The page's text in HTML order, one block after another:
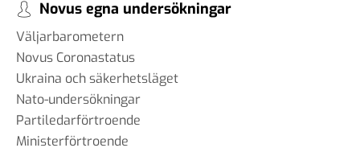
Novus egna undersökningar
Väljarbarometern
Novus Coronastatus
Ukraina och säkerhetsläget
Nato-undersökningar
Partiledarförtroende
Ministerförtroende